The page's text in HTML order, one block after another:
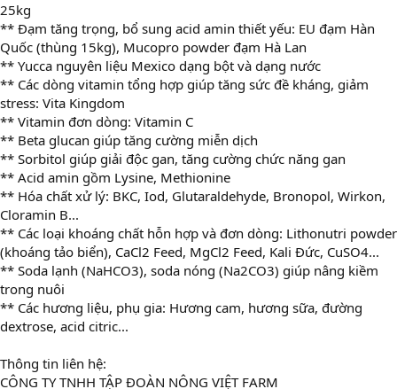
25kg
** Đạm tăng trọng, bổ sung acid amin thiết yếu: EU đạm Hàn
Quốc (thùng 15kg), Mucopro powder đạm Hà Lan
** Yucca nguyên liệu Mexico dạng bột và dạng nước
** Các dòng vitamin tổng hợp giúp tăng sức đề kháng, giảm
stress: Vita Kingdom
** Vitamin đơn dòng: Vitamin C
** Beta glucan giúp tăng cường miễn dịch
** Sorbitol giúp giải độc gan, tăng cường chức năng gan
** Acid amin gồm Lysine, Methionine
** Hóa chất xử lý: BKC, Iod, Glutaraldehyde, Bronopol, Wirkon,
Cloramin B...
** Các loại khoáng chất hỗn hợp và đơn dòng: Lithonutri powder
(khoáng tảo biển), CaCl2 Feed, MgCl2 Feed, Kali Đức, CuSO4...
** Soda lạnh (NaHCO3), soda nóng (Na2CO3) giúp nâng kiềm
trong nuôi
** Các hương liệu, phụ gia: Hương cam, hương sữa, đường
dextrose, acid citric...
Thông tin liên hệ:
CÔNG TY TNHH TẬP ĐOÀN NÔNG VIỆT FARM